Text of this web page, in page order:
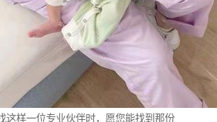
这样一位专业伙伴时，愿您能找到那份